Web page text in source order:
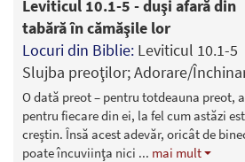
Leviticul 10.1-5 - duşi afară din
tabără în cămăşile lor
Locuri din Biblie: Leviticul 10.1-5
Slujba preoţilor; Adorare/
O dată preot – pentru totdeauna preot,
pentru fiecare din ei, la fel cum astăzi
creştin. Însă acest adevăr, oricât de
poate încuviinţa nici ... mai mult